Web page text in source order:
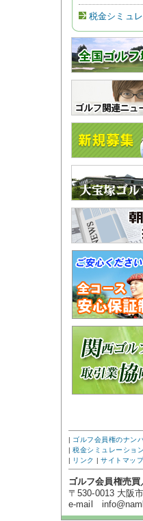
税金シミュ
| ゴルフ会員権のナン
|税金シミュレーション
| リンク |サイトマッ
ゴルフ会員権売
〒530-0013 大阪
e-mail